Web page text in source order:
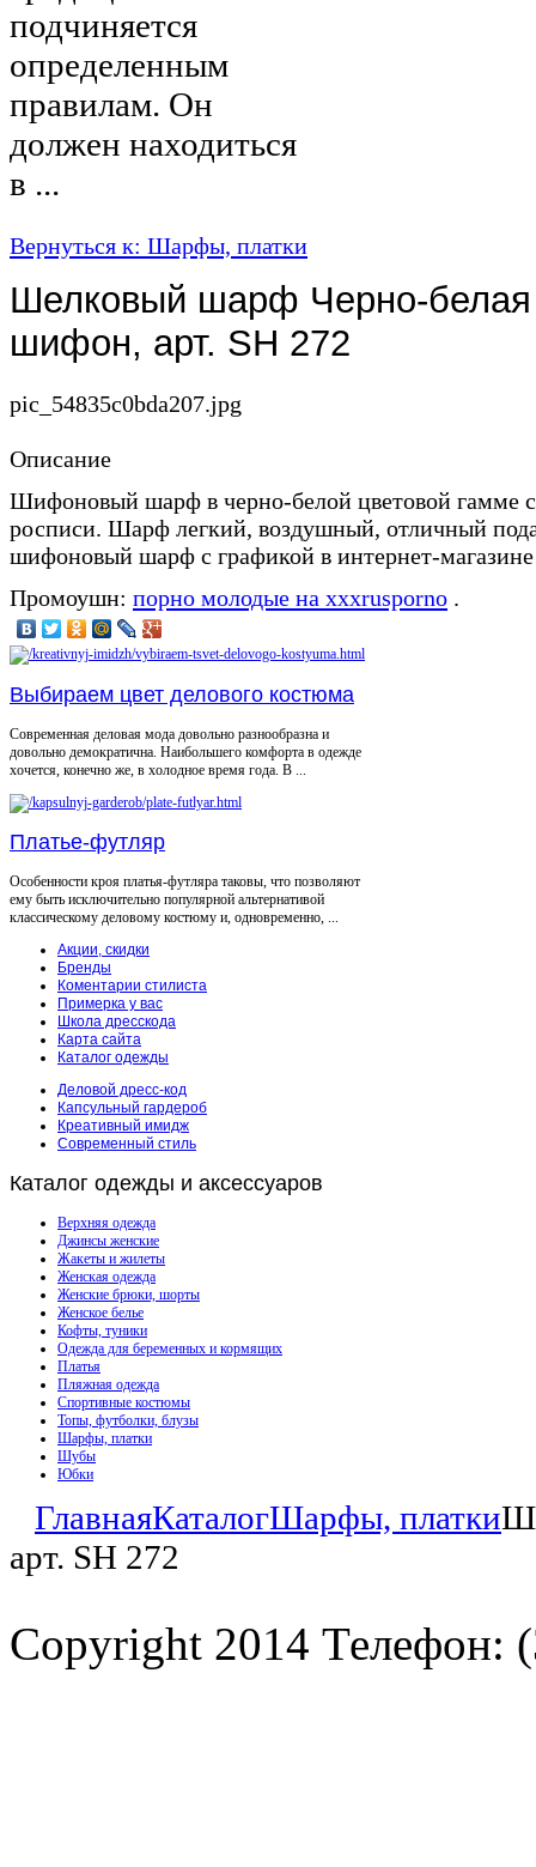
подчиняется
определенным
правилам. Он
должен находиться
в ...
Вернуться к: Шарфы, платки
Шелковый шарф Черно-белая
шифон, арт. SH 272
pic_54835c0bda207.jpg
Описание
Шифоновый шарф в черно-белой цветовой гамме
росписи. Шарф легкий, воздушный, отличный
шифоновый шарф с графикой в интернет-
Промоушн: порно молодые на xxxrusporno .
Выбираем цвет делового костюма
Современная деловая мода довольно разнообразна и
довольно демократична. Наибольшего комфорта в одежде
хочется, конечно же, в холодное время года. В ...
Платье-футляр
Особенности кроя платья-футляра таковы, что позволяют
ему быть исключительно популярной альтернативой
классическому деловому костюму и, одновременно, ...
Акции, скидки
Бренды
Коментарии стилиста
Примерка у вас
Школа дресскода
Карта сайта
Каталог одежды
Деловой дресс-код
Капсульный гардероб
Креативный имидж
Современный стиль
Каталог одежды и аксессуаров
Верхняя одежда
Джинсы женские
Жакеты и жилеты
Женская одежда
Женские брюки, шорты
Женское белье
Кофты, туники
Одежда для беременных и кормящих
Платья
Пляжная одежда
Спортивные костюмы
Топы, футболки, блузы
Шарфы, платки
Шубы
Юбки
ГлавнаяКаталогШарфы, платки
арт. SH 272
Copyright 2014 Телефон: